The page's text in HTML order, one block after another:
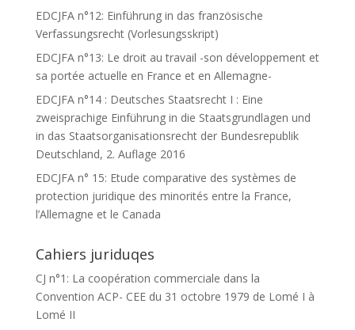
EDCJFA n°12: Einführung in das französische
Verfassungsrecht (Vorlesungsskript)
EDCJFA n°13: Le droit au travail -son développement et
sa portée actuelle en France et en Allemagne-
EDCJFA n°14 : Deutsches Staatsrecht I : Eine
zweisprachige Einführung in die Staatsgrundlagen und
in das Staatsorganisationsrecht der Bundesrepublik
Deutschland, 2. Auflage 2016
EDCJFA n° 15: Etude comparative des systèmes de
protection juridique des minorités entre la France,
l’Allemagne et le Canada
Cahiers juriduqes
CJ n°1: La coopération commerciale dans la
Convention ACP- CEE du 31 octobre 1979 de Lomé I à
Lomé II